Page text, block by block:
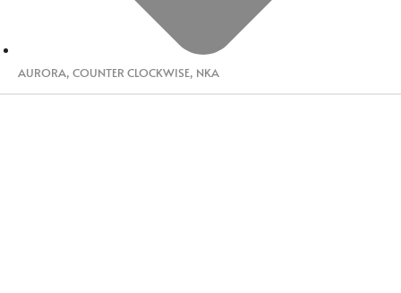
AURORA, COUNTER CLOCKWISE, NKA